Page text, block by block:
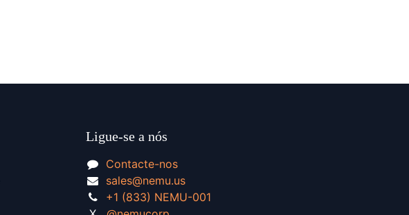
Ligue-se a nós
Contacte-nos
sales@nemu.us
+1 (833) NEMU-001